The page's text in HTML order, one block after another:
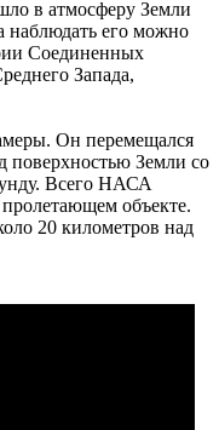
в атмосферу Земли
наблюдать его можно
Соединенных
Запада,
Он перемещался
поверхностью Земли со
Всего НАСА
объекте.
20 километров над